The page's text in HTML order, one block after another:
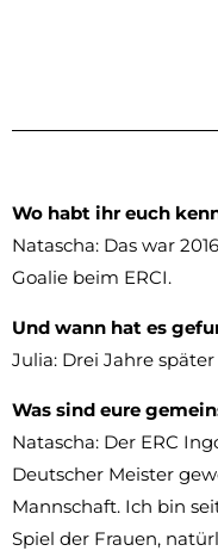
Wo habt ihr euch
Natascha: Das war
Goalie beim ERCI.
Und wann hat es
Julia: Drei Jahre
Was sind eure
Natascha: Der ERC
Deutscher Meister
Mannschaft. Ich bin
Spiel der Frauen,